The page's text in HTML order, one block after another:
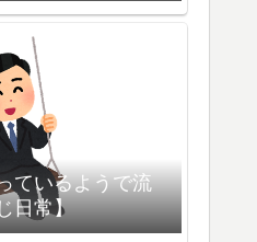
ているようで流
日常】